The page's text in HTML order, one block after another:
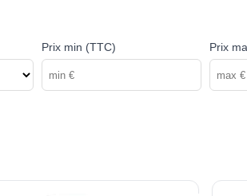
Prix min (TTC) Prix